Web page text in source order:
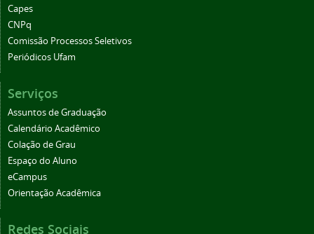
Capes
CNPq
Comissão Processos Seletivos
Periódicos Ufam
Serviços
Assuntos de Graduação
Calendário Acadêmico
Colação de Grau
Espaço do Aluno
eCampus
Orientação Acadêmica
Redes Sociais